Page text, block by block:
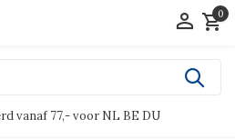
0
vanaf 77,- voor NL BE DU